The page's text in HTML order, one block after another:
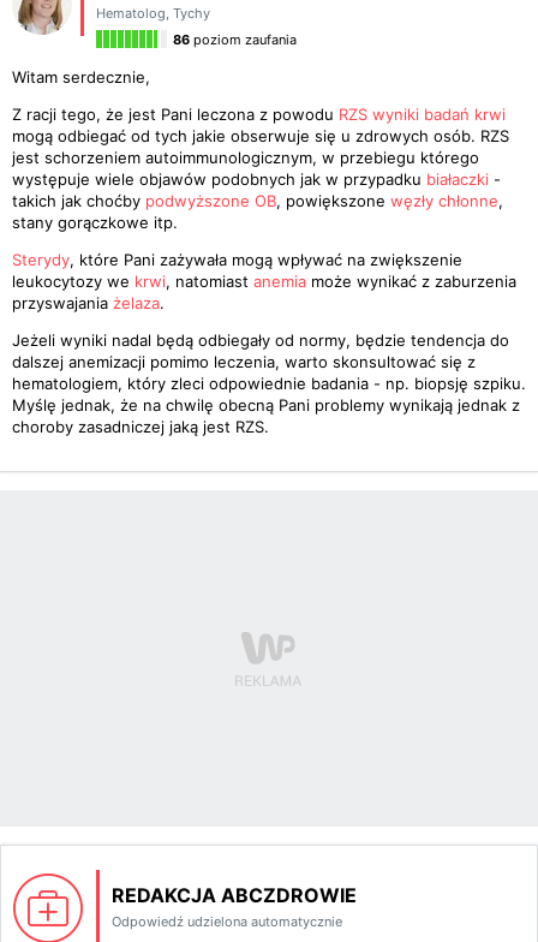
Hematolog, Tychy
86 poziom zaufania
Witam serdecznie,
Z racji tego, że jest Pani leczona z powodu RZS wyniki badań krwi
mogą odbiegać od tych jakie obserwuje się u zdrowych osób. RZS
jest schorzeniem autoimmunologicznym, w przebiegu którego
występuje wiele objawów podobnych jak w przypadku białaczki -
takich jak choćby podwyższone OB, powiększone węzły chłonne,
stany gorączkowe itp.
Sterydy, które Pani zażywała mogą wpływać na zwiększenie
leukocytozy we krwi, natomiast anemia może wynikać z zaburzenia
przyswajania żelaza.
Jeżeli wyniki nadal będą odbiegały od normy, będzie tendencja do
dalszej anemizacji pomimo leczenia, warto skonsultować się z
hematologiem, który zleci odpowiednie badania - np. biopsję szpiku.
Myślę jednak, że na chwilę obecną Pani problemy wynikają jednak z
choroby zasadniczej jaką jest RZS.
REDAKCJA ABCZDROWIE
Odpowiedź udzielona automatycznie